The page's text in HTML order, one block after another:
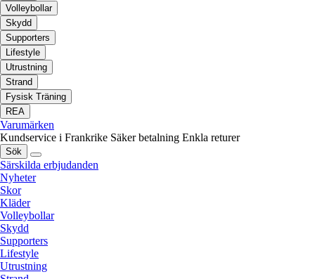
Volleybollar
Skydd
Supporters
Lifestyle
Utrustning
Strand
Fysisk Träning
REA
Varumärken
Kundservice i Frankrike Säker betalning Enkla returer
Sök
Särskilda erbjudanden
Nyheter
Skor
Kläder
Volleybollar
Skydd
Supporters
Lifestyle
Utrustning